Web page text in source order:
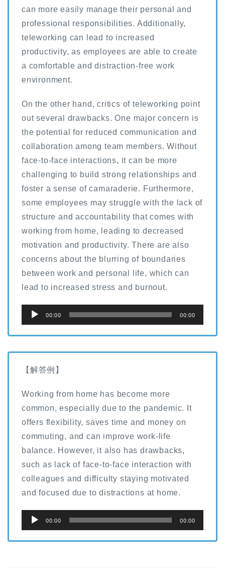
can more easily manage their personal and
professional responsibilities. Additionally,
teleworking can lead to increased
productivity, as employees are able to create
a comfortable and distraction-free work
environment.
On the other hand, critics of teleworking point
out several drawbacks. One major concern is
the potential for reduced communication and
collaboration among team members. Without
face-to-face interactions, it can be more
challenging to build strong relationships and
foster a sense of camaraderie. Furthermore,
some employees may struggle with the lack of
structure and accountability that comes with
working from home, leading to decreased
motivation and productivity. There are also
concerns about the blurring of boundaries
between work and personal life, which can
lead to increased stress and burnout.
声
プ
レ
ー
ー
00:00 00:00
【解答例】
Working from home has become more
common, especially due to the pandemic. It
offers flexibility, saves time and money on
commuting, and can improve work-life
balance. However, it also has drawbacks,
such as lack of face-to-face interaction with
colleagues and difficulty staying motivated
and focused due to distractions at home.
声
プ
00:00 00:00